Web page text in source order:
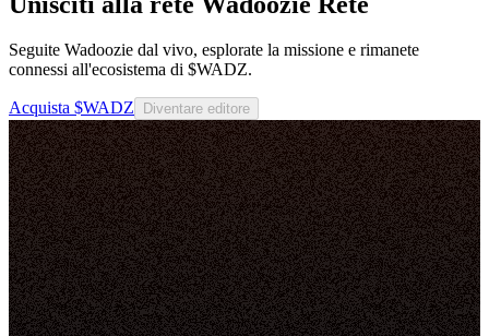
Seguite Wadoozie dal vivo, esplorate la missione e rimanete
connessi all'ecosistema di $WADZ.
Acquista $WADZ Diventare editore